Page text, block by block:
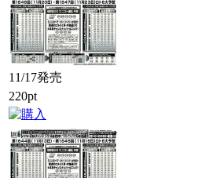
11/17発売
220pt